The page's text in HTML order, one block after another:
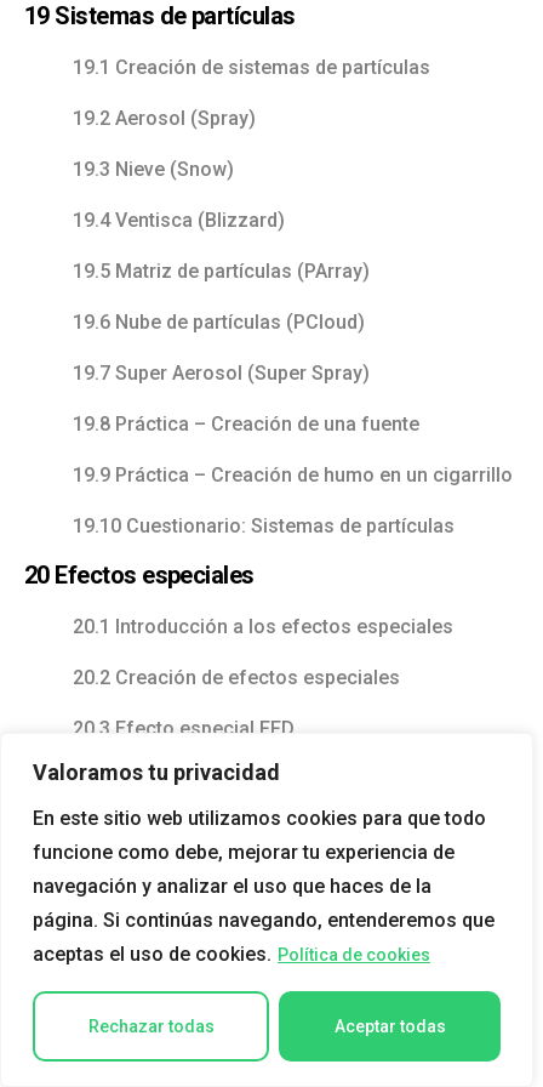
Valoramos tu privacidad
En este sitio web utilizamos cookies para que todo
funcione como debe, mejorar tu experiencia de
navegación y analizar el uso que haces de la
página. Si continúas navegando, entenderemos que
aceptas el uso de cookies. Política de cookies
Rechazar todas Aceptar todas
19 Sistemas de partículas
19.1 Creación de sistemas de partículas
19.2 Aerosol (Spray)
19.3 Nieve (Snow)
19.4 Ventisca (Blizzard)
19.5 Matriz de partículas (PArray)
19.6 Nube de partículas (PCloud)
19.7 Super Aerosol (Super Spray)
19.8 Práctica – Creación de una fuente
19.9 Práctica – Creación de humo en un cigarrillo
19.10 Cuestionario: Sistemas de partículas
20 Efectos especiales
20.1 Introducción a los efectos especiales
20.2 Creación de efectos especiales
20.3 Efecto especial FFD
20.4 Onda (Wave)
20.5 Rizo (Ripple)
20.6 Desplazar (Displace)
20.7 Conformar (Conform)
20.9 Empujar (Push)